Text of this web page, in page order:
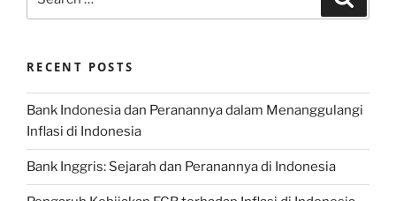
for:
RECENT POSTS
Bank Indonesia dan Peranannya dalam Menanggulangi
Inflasi di Indonesia
Bank Inggris: Sejarah dan Peranannya di Indonesia